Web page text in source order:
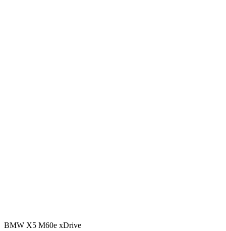
BMW X5 M60e xDrive